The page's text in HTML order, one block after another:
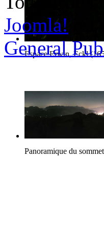
Espace Erwin, Eckl
Panoramique du
Joomla!
General